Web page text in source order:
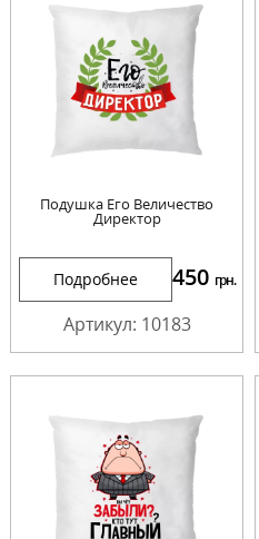
Подушка Его Величество
Директор
Подробнее 450 грн.
Артикул: 10183